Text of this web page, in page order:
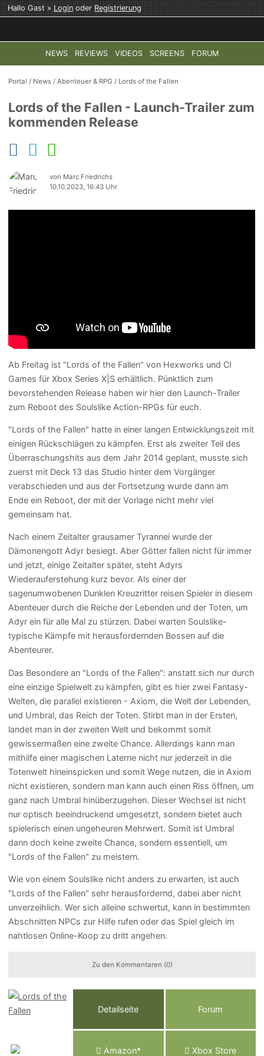
Hallo Gast »LoginoderRegistrierung
NEWS REVIEWS VIDEOS SCREENS FORUM
TOP-THEMEN: COD: MODERN WARFARE 4 HALO:
Portal / News /Abenteuer & RPG / Lords of the Fallen
Lords of the Fallen - Launch-Trailer zum
kommenden Release
von Marc Friedrichs
10.10.2023, 16:43 Uhr
Ab Freitag ist "Lords of the Fallen" von Hexworks und CI
Games für Xbox Series X|S erhältlich. Pünktlich zum
bevorstehenden Release haben wir hier den Launch-Trailer
zum Reboot des Soulslike Action-RPGs für euch.
"Lords of the Fallen" hatte in einer langen Entwicklungszeit mit
einigen Rückschlägen zu kämpfen. Erst als zweiter Teil des
Überraschungshits aus dem Jahr 2014 geplant, musste sich
zuerst mit Deck 13 das Studio hinter dem Vorgänger
verabschieden und aus der Fortsetzung wurde dann am
Ende ein Reboot, der mit der Vorlage nicht mehr viel
gemeinsam hat.
Nach einem Zeitalter grausamer Tyrannei wurde der
Dämonengott Adyr besiegt. Aber Götter fallen nicht für immer
und jetzt, einige Zeitalter später, steht Adyrs
Wiederauferstehung kurz bevor. Als einer der
sagenumwobenen Dunklen Kreuzritter reisen Spieler in diesem
Abenteuer durch die Reiche der Lebenden und der Toten, um
Adyr ein für alle Mal zu stürzen. Dabei warten Soulslike-
typische Kämpfe mit herausfordernden Bossen auf die
Abenteurer.
Das Besondere an "Lords of the Fallen": anstatt sich nur durch
eine einzige Spielwelt zu kämpfen, gibt es hier zwei Fantasy-
Welten, die parallel existieren - Axiom, die Welt der Lebenden,
und Umbral, das Reich der Toten. Stirbt man in der Ersten,
landet man in der zweiten Welt und bekommt somit
gewissermaßen eine zweite Chance. Allerdings kann man
mithilfe einer magischen Laterne nicht nur jederzeit in die
Totenwelt hineinspicken und somit Wege nutzen, die in Axiom
nicht existieren, sondern man kann auch einen Riss öffnen, um
ganz nach Umbral hinüberzugehen. Dieser Wechsel ist nicht
nur optisch beeindruckend umgesetzt, sondern bietet auch
spielerisch einen ungeheuren Mehrwert. Somit ist Umbral
dann doch keine zweite Chance, sondern essentiell, um
"Lords of the Fallen" zu meistern.
Wie von einem Soulslike nicht anders zu erwarten, ist auch
"Lords of the Fallen" sehr herausfordernd, dabei aber nicht
unverzeihlich. Wer sich alleine schwertut, kann in bestimmten
Abschnitten NPCs zur Hilfe rufen oder das Spiel gleich im
nahtlosen Online-Koop zu dritt angehen.
Zu den Kommentaren (0)
Detailseite Forum
Amazon* Xbox Store